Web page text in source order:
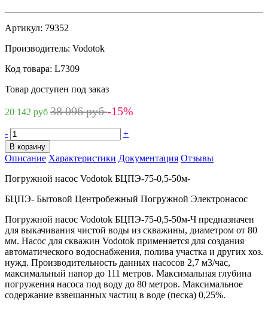
Артикул: 79352
Производитель: Vodotok
Код товара: L7309
Товар доступен под заказ
20 142 руб 38 096 руб-15%
- +
В корзину
Описание Характеристики Документация Отзывы
Погружной насос Vodotok БЦПЭ-75-0,5-50м-
БЦПЭ- Бытовой Центробежный Погружной Электронасос
Погружной насос Vodotok БЦПЭ-75-0,5-50м-Ч предназначен
для выкачивания чистой воды из скважины, диаметром от 80
мм. Насос для скважин Vodotok применяется для создания
автоматического водоснабжения, полива участка и других хоз.
нужд. Производительность данных насосов 2,7 м3/час,
максимальный напор до 111 метров. Максимальная глубина
погружения насоса под воду до 80 метров. Максимальное
содержание взвешанных частиц в воде (песка) 0,25%.